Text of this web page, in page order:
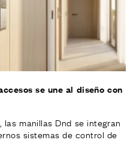
se une al diseño con
manillas Dnd se integran
sistemas de control de